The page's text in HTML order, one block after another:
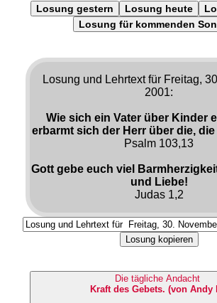
Losung gestern Losung heute
Losung für kommenden
Losung und Lehrtext für Freitag,
2001:
Wie sich ein Vater über Kinder
erbarmt sich der Herr über die,
Psalm 103,13
Gott gebe euch viel
und Liebe!
Judas 1,2
Losung kopieren
Die tägliche Andacht
Kraft des Gebets. (von Andy